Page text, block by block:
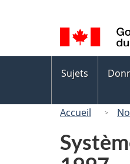
de
la
langue
des
Sujets
Accueil